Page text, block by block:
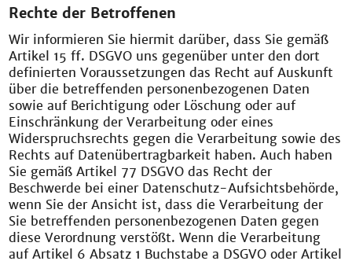
Rechte der Betroffenen
Wir informieren Sie hiermit darüber, dass Sie gemäß
Artikel 15 ff. DSGVO uns gegenüber unter den dort
definierten Voraussetzungen das Recht auf Auskunft
über die betreffenden personenbezogenen Daten
sowie auf Berichtigung oder Löschung oder auf
Einschränkung der Verarbeitung oder eines
Widerspruchsrechts gegen die Verarbeitung sowie des
Rechts auf Datenübertragbarkeit haben. Auch haben
Sie gemäß Artikel 77 DSGVO das Recht der
Beschwerde bei einer Datenschutz-Aufsichtsbehörde,
wenn Sie der Ansicht ist, dass die Verarbeitung der
Sie betreffenden personenbezogenen Daten gegen
diese Verordnung verstößt. Wenn die Verarbeitung
auf Artikel 6 Absatz 1 Buchstabe a DSGVO oder Artikel